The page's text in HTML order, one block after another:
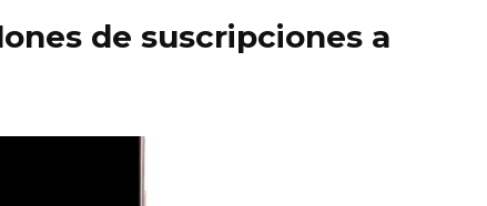
de suscripciones a